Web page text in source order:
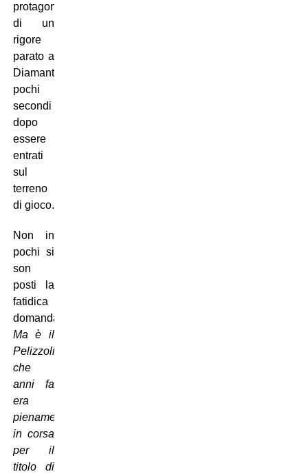
protagonista
di un
rigore
parato a
Diamanti,
pochi
secondi
dopo
essere
entrati
sul
terreno
di gioco.
Non in
pochi si
son
posti la
fatidica
domanda:
Ma è il
Pelizzoli
che
anni fa
era
pienamente
in corsa
per il
titolo di